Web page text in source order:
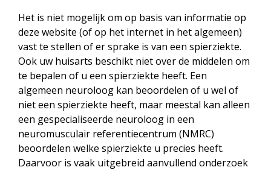
Het is niet mogelijk om op basis van informatie op
deze website (of op het internet in het algemeen)
vast te stellen of er sprake is van een spierziekte.
Ook uw huisarts beschikt niet over de middelen om
te bepalen of u een spierziekte heeft. Een
algemeen neuroloog kan beoordelen of u wel of
niet een spierziekte heeft, maar meestal kan alleen
een gespecialiseerde neuroloog in een
neuromusculair referentiecentrum (NMRC)
beoordelen welke spierziekte u precies heeft.
Daarvoor is vaak uitgebreid aanvullend onderzoek